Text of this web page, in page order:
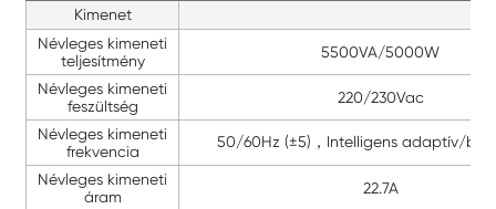
Kimenet
Névleges kimeneti
teljesítmény
5500VA/5000W
Névleges kimeneti
feszültség
220/230Vac
Névleges kimeneti
frekvencia
50/60Hz (±5)，Intelligens adaptív/
Névleges kimeneti
áram
22.7A